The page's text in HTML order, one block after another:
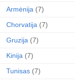
Armėnija (7)
Chorvatija (7)
Gruzija (7)
Kinija (7)
Tunisas (7)